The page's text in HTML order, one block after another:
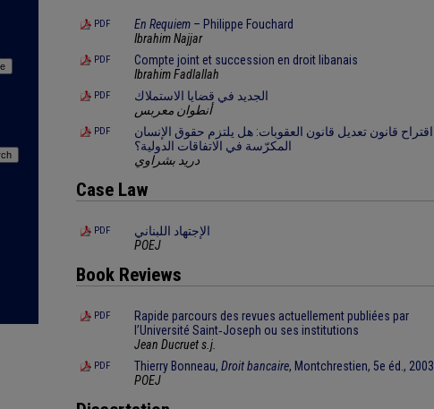
PDF En Requiem – Philippe Fouchard
Ibrahim Najjar
PDF
Compte joint et succession en droit libanais
Ibrahim Fadlallah
PDF
الجديد في قضايا الاستملاك
أنطوان معربس
PDF
اقتراح قانون تعديل قانون العقوبات: هل يلتزم حقوق الإنسان
المكرّسة في الاتفاقات الدولية؟
دريد بشراوي
Case Law
PDF
الإجتهاد اللبناني
POEJ
Book Reviews
PDF
Rapide parcours des revues actuellement publiées par
l’Université Saint‑Joseph ou ses institutions
Jean Ducruet s.j.
PDF Thierry Bonneau, Droit bancaire, Montchrestien, 5e éd., 2003
POEJ